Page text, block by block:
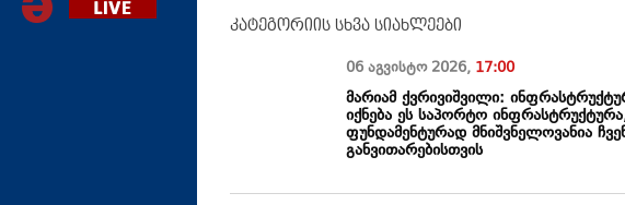
კატეგორიის სხვა სიახლეები
06 აგვისტო 2026, 17:00
მარიამ ქვრივიშვილი:
იქნება ეს საპორტო
ფუნდამენტურად მნიშვნელოვანია
განვითარებისთვის